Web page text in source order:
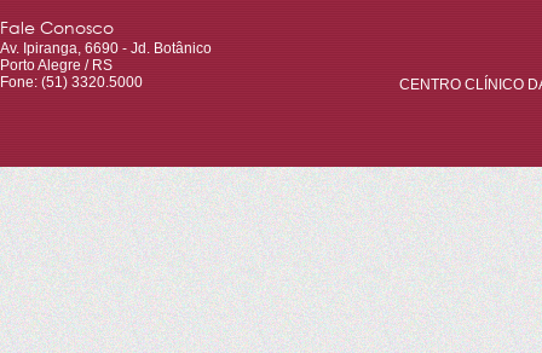
Fale Conosco
Av. Ipiranga, 6690 - Jd. Botânico
Porto Alegre / RS
Fone: (51) 3320.5000
CENTRO CLÍNICO